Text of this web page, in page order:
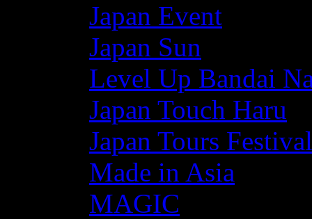
Japan Event
Japan Sun
Level Up Bandai
Japan Touch Haru
Japan Tours Festival
Made in Asia
MAGIC